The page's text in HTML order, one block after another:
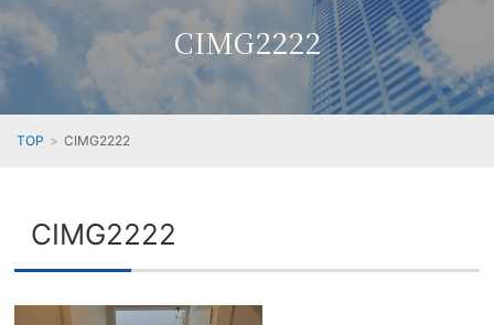
CIMG2222
TOP CIMG2222
CIMG2222